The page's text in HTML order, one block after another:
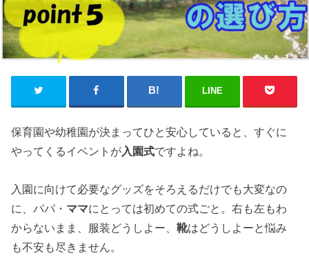
LINE
保育園や幼稚園が決まってひと安心していると、すぐに
やってくるイベントが入園式ですよね。
入園に向けて必要なグッズをそろえるだけでも大変なの
に、パパ・ ママにとっては初めての式ごと。右も左もわ
からないまま、服装どうしよー、靴はどうしよーと悩み
も不安も尽きません。